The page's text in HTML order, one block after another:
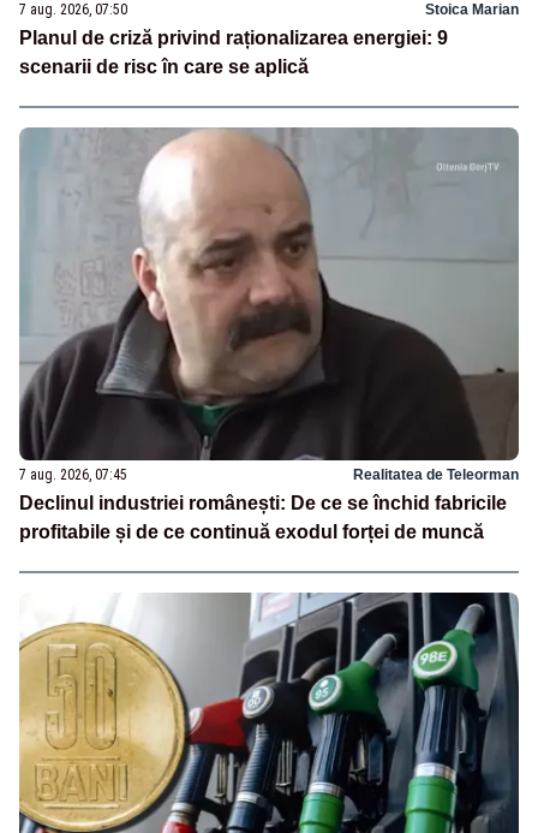
7 aug. 2026, 07:50 Stoica Marian
Planul de criză privind raționalizarea energiei: 9
scenarii de risc în care se aplică
7 aug. 2026, 07:45 Realitatea de Teleorman
Declinul industriei românești: De ce se închid fabricile
profitabile și de ce continuă exodul forței de muncă